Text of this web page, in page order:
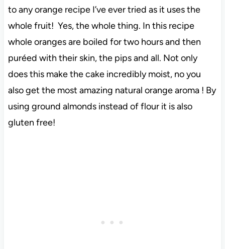
to any orange recipe I’ve ever tried as it uses the
whole fruit! Yes, the whole thing. In this recipe
whole oranges are boiled for two hours and then
puréed with their skin, the pips and all. Not only
does this make the cake incredibly moist, no you
also get the most amazing natural orange aroma ! By
using ground almonds instead of flour it is also
gluten free!